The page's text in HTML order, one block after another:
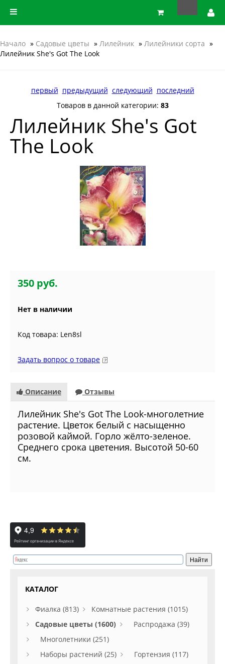
Начало » Садовые цветы » Лилейник » Лилейники сорта »
Лилейник She's Got The Look
первый предыдущий следующий последний
Товаров в данной категории: 83
Лилейник She's Got
The Look
350 руб.
Нет в наличии
Код товара: Len8sl
Задать вопрос о товаре
Описание Отзывы
Лилейник She's Got The Look-многолетние
растение. Цветок белый с насыщенно
розовой каймой. Горло жёлто-зеленое.
Среднего срока цветения. Высотой 50-60
см.
КАТАЛОГ
Фиалка (813)
Комнатные растения (1015)
Садовые цветы (1600)
Распродажа (39)
Многолетники (251)
Наборы растений (25)
Гортензия (117)